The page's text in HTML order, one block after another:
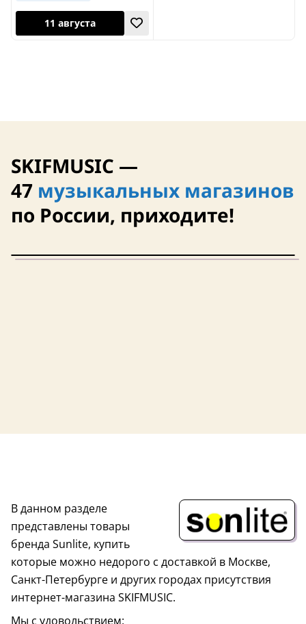
SKIFMUSIC —
47 музыкальных магазинов
по России, приходите!
В данном разделе
представлены товары
бренда Sunlite, купить
которые можно недорого с доставкой в Москве,
Санкт-Петербурге и других городах присутствия
интернет-магазина SKIFMUSIC.
Мы с удовольствием: